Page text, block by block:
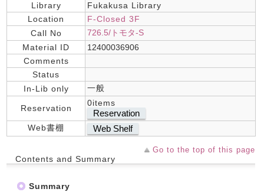
Library
Fukakusa Library
Location
F-Closed 3F
Call No
726.5/トモタ-S
Material ID
12400036906
Comments
Status
In-Lib only
一般
Reservation
0items
Reservation
Web書棚 Web Shelf
Go to the top of this page
Contents and Summary
Summary